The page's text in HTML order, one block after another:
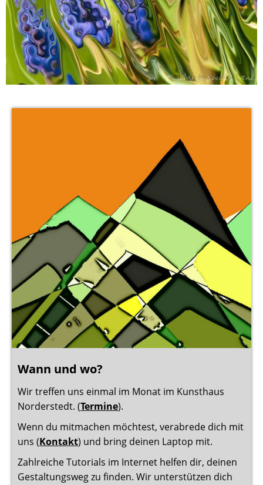
Wann und wo?
Wir treffen uns einmal im Monat im Kunsthaus
Norderstedt. (Termine).
Wenn du mitmachen möchtest, verabrede dich mit
uns (Kontakt) und bring deinen Laptop mit.
Zahlreiche Tutorials im Internet helfen dir, deinen
Gestaltungsweg zu finden. Wir unterstützen dich